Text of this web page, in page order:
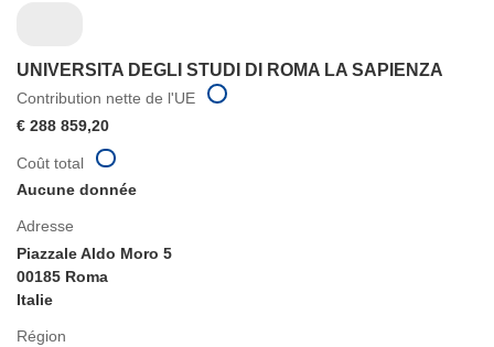
UNIVERSITA DEGLI STUDI DI ROMA LA SAPIENZA
Contribution nette de l'UE
€ 288 859,20
Adresse
Piazzale Aldo Moro 5
00185 Roma
Italie
Région
Coût total
Aucune donnée